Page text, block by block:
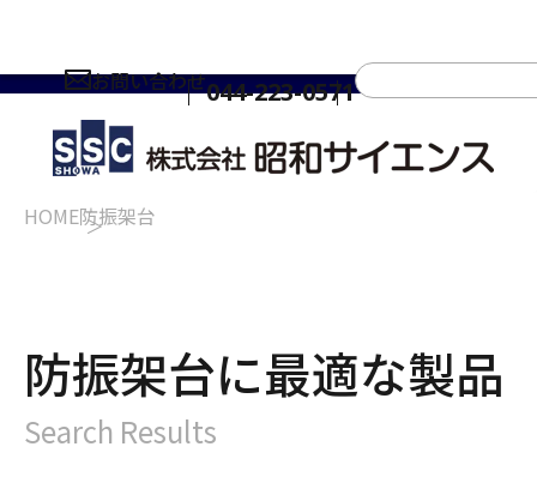
お問い合わせ044-223-0571
HOME防振架台
防振架台に最適な製品
Search Results